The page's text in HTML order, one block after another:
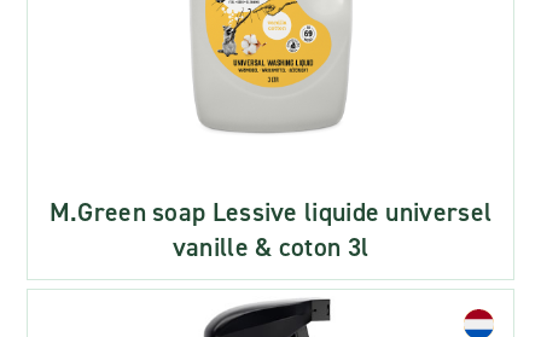
M.Green soap Lessive liquide universel
vanille & coton 3l